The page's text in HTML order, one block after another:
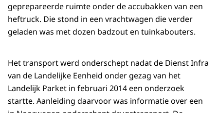
geprepareerde ruimte onder de accubakken van een
heftruck. Die stond in een vrachtwagen die verder
geladen was met dozen badzout en tuinkabouters.
Het transport werd onderschept nadat de Dienst Infra
van de Landelijke Eenheid onder gezag van het
Landelijk Parket in februari 2014 een onderzoek
startte. Aanleiding daarvoor was informatie over een